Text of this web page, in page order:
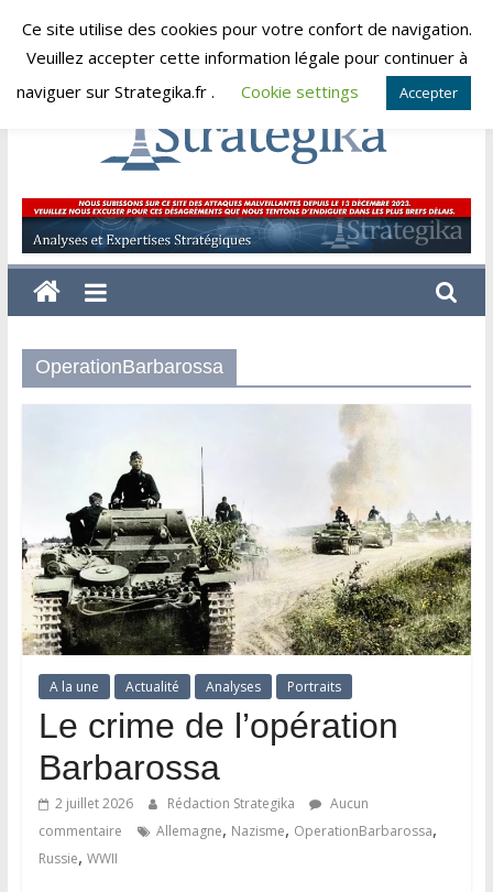
Skip
samedi, août 8, 2026
Strategika
Expertise
et
Analyses
OperationBarbarossa
A la une Actualité Analyses Portraits
Le crime de l’opération
Barbarossa
2 juillet 2026 Rédaction Strategika
Aucun
commentaire
Allemagne, Nazisme, OperationBarbarossa,
Russie, WWII
Ce site utilise des cookies pour votre confort de navigation.
Veuillez accepter cette information légale pour continuer à
naviguer sur Strategika.fr .
Cookie settings Accepter